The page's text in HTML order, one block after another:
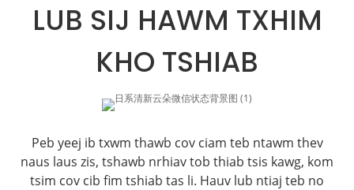
LUB SIJ HAWM TXHIM
KHO TSHIAB
Peb yeej ib txwm thawb cov ciam teb ntawm thev
naus laus zis, tshawb nrhiav tob thiab tsis kawg, kom
tsim cov cib fim tshiab tas li. Hauv lub ntiaj teb no